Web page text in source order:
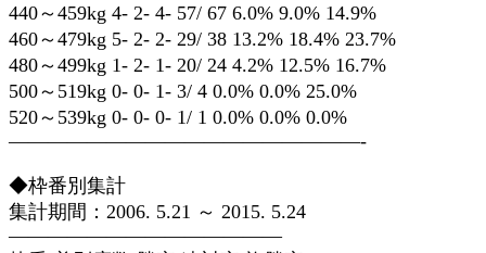
440～459kg 4- 2- 4- 57/ 67 6.0% 9.0% 14.9%
460～479kg 5- 2- 2- 29/ 38 13.2% 18.4% 23.7%
480～499kg 1- 2- 1- 20/ 24 4.2% 12.5% 16.7%
500～519kg 0- 0- 1- 3/ 4 0.0% 0.0% 25.0%
520～539kg 0- 0- 0- 1/ 1 0.0% 0.0% 0.0%
——————————————————-
◆枠番別集計
集計期間：2006. 5.21 ～ 2015. 5.24
——————————————